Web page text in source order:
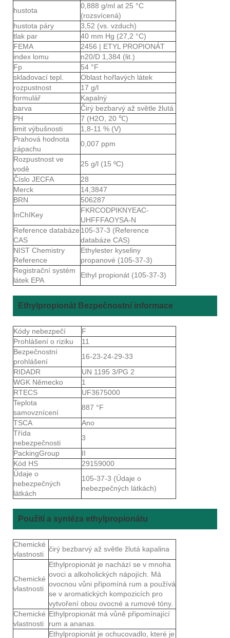
hustota
0,888 g/ml at 25 °C
(rozsvícená)
hustota páry
3,52 (vs. vzduch)
tlak par
40 mm Hg (27,2 °C)
FEMA
2456 | ETYL PROPIONÁT
index lomu
n20/D 1,384 (lit.)
Fp
54 °F
skladovací tepl.
Oblast hořlavých látek
rozpustnost
17 g/l
formulář
Kapalný
barva
Čirý bezbarvý až světle žlutá
PH
7 (H2O, 20 ℃)
limit výbušnosti
1,8-11 % (V)
Prahová hodnota
zápachu
0,007 ppm
Rozpustnost ve
vodě
25 g/l (15 ºC)
Číslo JECFA
28
Merck
14,3847
BRN
506287
InChIKey
FKRCODPIKNYEAC-
UHFFFAOYSA-N
Reference databáze
CAS
105-37-3 (Reference
databáze CAS)
NIST Chemistry
Reference
Ethylester kyseliny
propanové (105-37-3)
Registrační systém
látek EPA
Ethyl propionát (105-37-3)
Ethylpropionát Bezpečnostní informace
Kódy nebezpečí
F
Prohlášení o riziku
11
Bezpečnostní
prohlášení
16-23-24-29-33
RIDADR
UN 1195 3/PG 2
WGK Německo
1
RTECS
UF3675000
Teplota
samovznícení
887 °F
TSCA
Ano
Třída
nebezpečnosti
3
PackingGroup
II
Kód HS
29159000
Údaje o
nebezpečných
látkách
105-37-3 (Údaje o
nebezpečných látkách)
Použití a syntéza ethylpropionátu
Chemické
vlastnosti
čirý bezbarvý až světle žlutá kapalina
Chemické
vlastnosti
Ethylpropionát je nachází se v mnoha
ovoci a alkoholických nápojích. Má
ovocnou vůni připomíná rum a používá
se v aromatických kompozicích pro
vytvoření obou ovocné a rumové tóny.
Chemické
vlastnosti
Ethylpropionát má vůně připomínající
rum a ananas.
Ethylpropionát je ochucovadlo, které je